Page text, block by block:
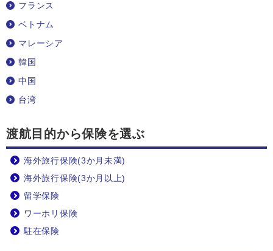
フランス
ベトナム
マレーシア
韓国
中国
台湾
渡航目的から保険を選ぶ
海外旅行保険(3か月未満)
海外旅行保険(3か月以上)
留学保険
ワーホリ保険
駐在保険